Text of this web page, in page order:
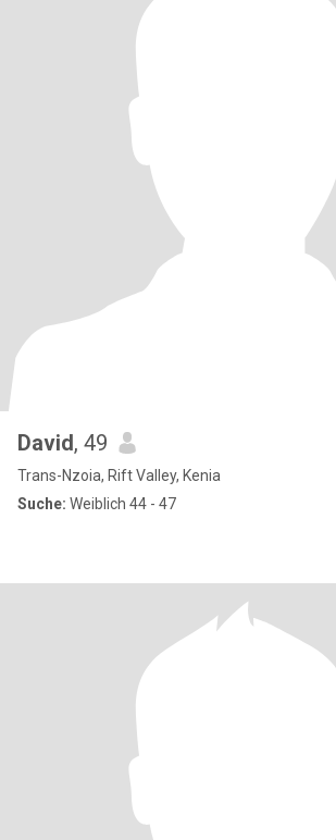
David, 49
Trans-Nzoia, Rift Valley, Kenia
Suche: Weiblich 44 - 47